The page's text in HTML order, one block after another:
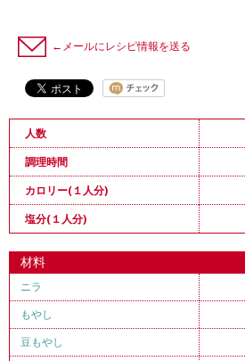
←メールにレシピ情報を送る
人数
調理時間
カロリー(１人分)
塩分(１人分)
材料
ニラ
もやし
豆もやし